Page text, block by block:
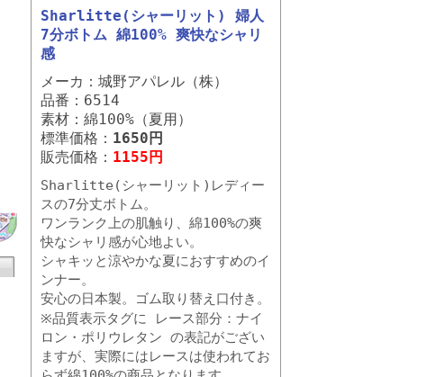
Sharlitte(シャーリット) 婦人
7分ボトム 綿100% 爽快なシャリ
感
メーカ：城野アパレル（株）
品番：6514
素材：綿100%（夏用）
標準価格： 1650円
販売価格： 1155円
Sharlitte(シャーリット)レディー
スの7分丈ボトム。
ワンランク上の肌触り、綿100%の爽
快なシャリ感が心地よい。
シャキッと涼やかな夏におすすめのイ
ンナー。
安心の日本製。ゴム取り替え口付き。
※品質表示タグに レース部分：ナイ
ロン・ポリウレタン の表記がござい
ますが、実際にはレースは使われてお